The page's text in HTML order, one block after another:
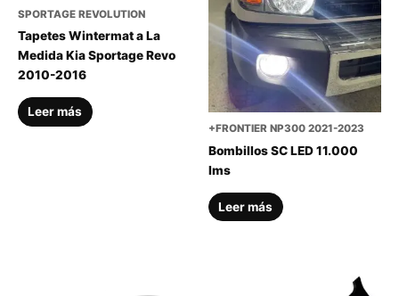
SPORTAGE REVOLUTION
Tapetes Wintermat a La
Medida Kia Sportage Revo
2010-2016
Leer más
+FRONTIER NP300 2021-2023
Bombillos SC LED 11.000
lms
Leer más